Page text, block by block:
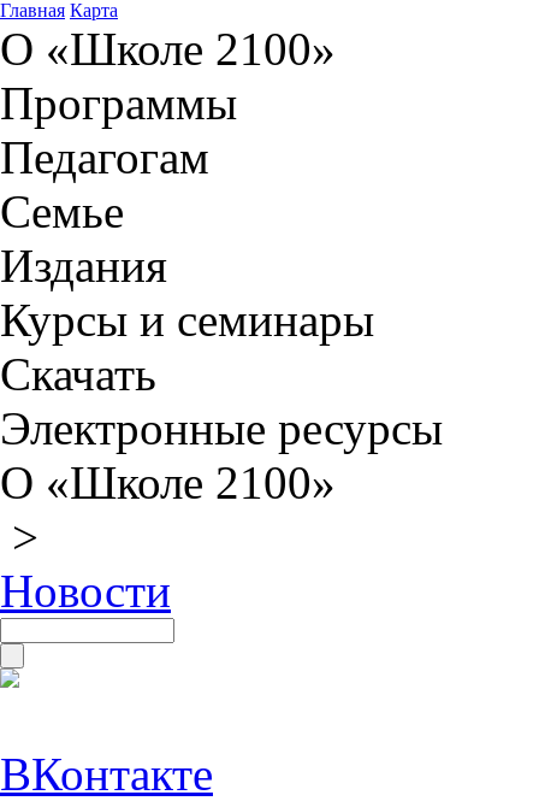
Главная Карта
О «Школе 2100»
Программы
Педагогам
Семье
Издания
Курсы и семинары
Скачать
Электронные ресурсы
О «Школе 2100»
>
Новости
ВКонтакте